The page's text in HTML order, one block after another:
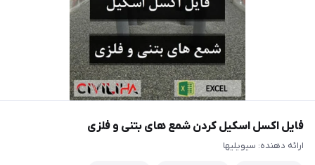
فایل اکسل اسکیل کردن شمع های بتنی و فلزی
ارائه دهنده: سیویلیها